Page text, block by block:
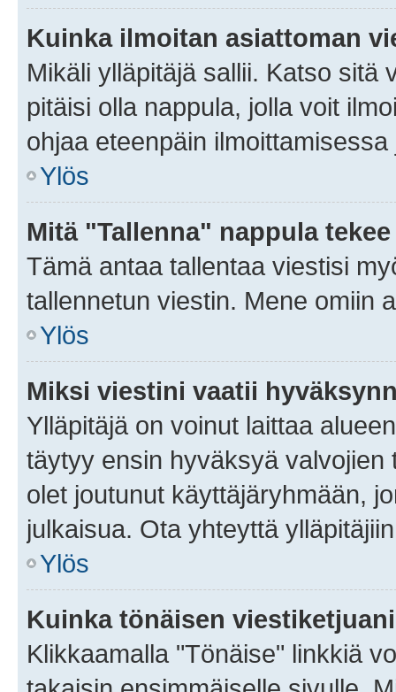
Kuinka ilmoitan asiattoman
Mikäli ylläpitäjä sallii. Katso sitä
pitäisi olla nappula, jolla voit
ohjaa eteenpäin
Ylös
Mitä "Tallenna" nappula
Tämä antaa tallentaa viestisi
tallennetun viestin. Mene omiin
Ylös
Miksi viestini vaatii
Ylläpitäjä on voinut laittaa
täytyy ensin hyväksyä
olet joutunut käyttäjäryhmään,
julkaisua. Ota yhteyttä
Ylös
Kuinka tönäisen
Klikkaamalla "Tönäise" linkkiä